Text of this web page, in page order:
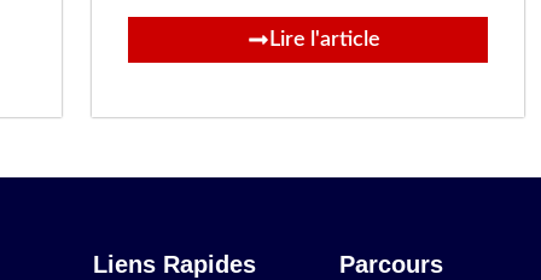
Lire l'article
Liens Rapides Parcours